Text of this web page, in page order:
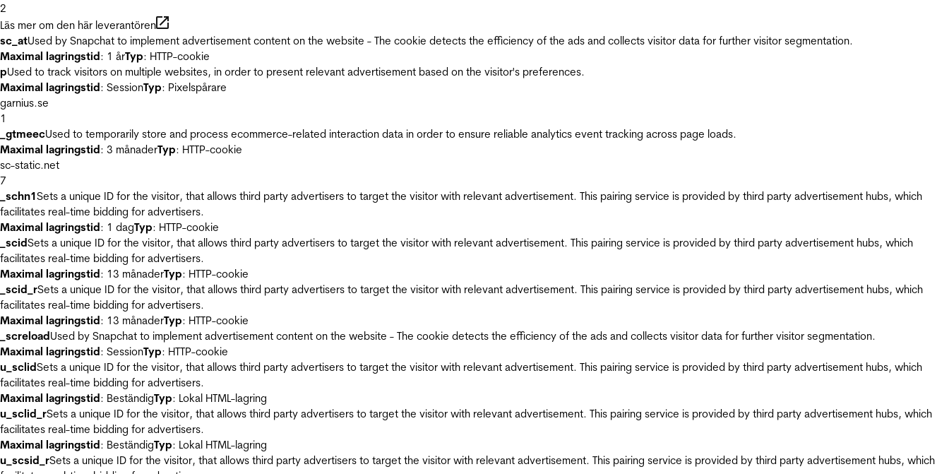
2
Läs mer om den här leverantören
sc_atUsed by Snapchat to implement advertisement content on the website - The cookie detects the efficiency of the ads and collects visitor data for further visitor segmentation.
Maximal lagringstid: 1 årTyp: HTTP-cookie
pUsed to track visitors on multiple websites, in order to present relevant advertisement based on the visitor's preferences.
Maximal lagringstid: SessionTyp: Pixelspårare
garnius.se
1
_gtmeecUsed to temporarily store and process ecommerce-related interaction data in order to ensure reliable analytics event tracking across page loads.
Maximal lagringstid: 3 månaderTyp: HTTP-cookie
sc-static.net
7
_schn1Sets a unique ID for the visitor, that allows third party advertisers to target the visitor with relevant advertisement. This pairing service is provided by third party advertisement hubs, which
facilitates real-time bidding for advertisers.
Maximal lagringstid: 1 dagTyp: HTTP-cookie
_scidSets a unique ID for the visitor, that allows third party advertisers to target the visitor with relevant advertisement. This pairing service is provided by third party advertisement hubs, which
facilitates real-time bidding for advertisers.
Maximal lagringstid: 13 månaderTyp: HTTP-cookie
_scid_rSets a unique ID for the visitor, that allows third party advertisers to target the visitor with relevant advertisement. This pairing service is provided by third party advertisement hubs, which
facilitates real-time bidding for advertisers.
Maximal lagringstid: 13 månaderTyp: HTTP-cookie
_screloadUsed by Snapchat to implement advertisement content on the website - The cookie detects the efficiency of the ads and collects visitor data for further visitor segmentation.
Maximal lagringstid: SessionTyp: HTTP-cookie
u_sclidSets a unique ID for the visitor, that allows third party advertisers to target the visitor with relevant advertisement. This pairing service is provided by third party advertisement hubs, which
facilitates real-time bidding for advertisers.
Maximal lagringstid: BeständigTyp: Lokal HTML-lagring
u_sclid_rSets a unique ID for the visitor, that allows third party advertisers to target the visitor with relevant advertisement. This pairing service is provided by third party advertisement hubs, which
facilitates real-time bidding for advertisers.
Maximal lagringstid: BeständigTyp: Lokal HTML-lagring
u_scsid_rSets a unique ID for the visitor, that allows third party advertisers to target the visitor with relevant advertisement. This pairing service is provided by third party advertisement hubs, which